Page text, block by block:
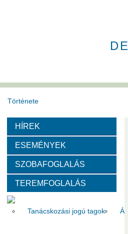
Története
Székház
Szervezeti felépítése
Választott vezetők
Tanácskozási jogú tagok
HÍREK
ESEMÉNYEK
SZOBAFOGLALÁS
TEREMFOGLALÁS